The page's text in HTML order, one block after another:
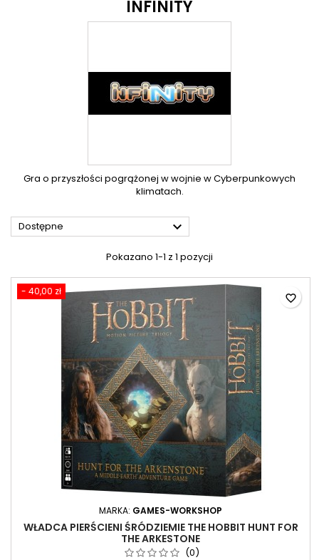
INFINITY
Gra o przyszłości pogrążonej w wojnie w Cyberpunkowych
klimatach.
Dostępne 
Pokazano 1-1 z 1 pozycji
- 40,00 zł
MARKA: GAMES-WORKSHOP
WŁADCA PIERŚCIENI ŚRÓDZIEMIE THE HOBBIT HUNT FOR
THE ARKESTONE
(0)
favorite_border